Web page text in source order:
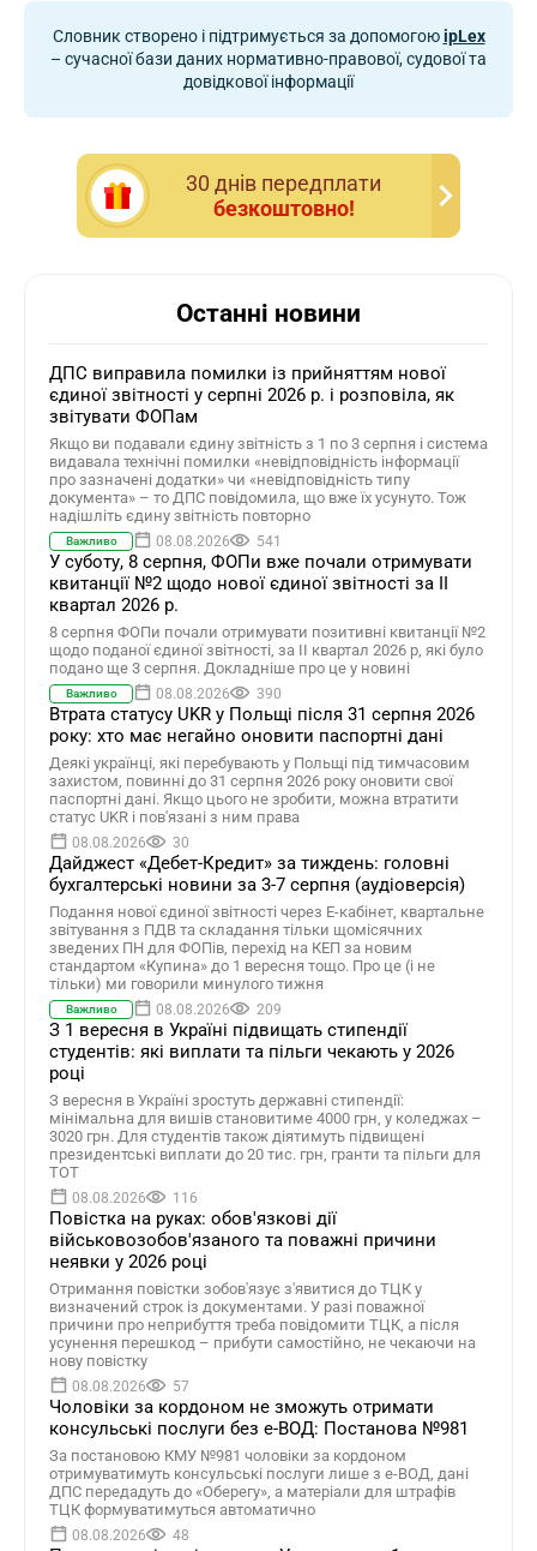
Словник створено і підтримується за допомогоюipLex
– сучасної бази даних нормативно-правової, судової та
довідкової інформації
30 днiв передплати
безкоштовно!
Останні новини
ДПС виправила помилки із прийняттям нової
єдиної звітності у серпні 2026 р. і розповіла, як
звітувати ФОПам
Якщо ви подавали єдину звітність з 1 по 3 серпня і система
видавала технічні помилки «невідповідність інформації
про зазначені додатки» чи «невідповідність типу
документа» – то ДПС повідомила, що вже їх усунуто. Тож
надішліть єдину звітність повторно
Важливо 08.08.2026 541
У суботу, 8 серпня, ФОПи вже почали отримувати
квитанції №2 щодо нової єдиної звітності за ІІ
квартал 2026 р.
8 серпня ФОПи почали отримувати позитивні квитанції №2
щодо поданої єдиної звітності, за ІІ квартал 2026 р, які було
подано ще 3 серпня. Докладніше про це у новині
Важливо 08.08.2026 390
Втрата статусу UKR у Польщі після 31 серпня 2026
року: хто має негайно оновити паспортні дані
Деякі українці, які перебувають у Польщі під тимчасовим
захистом, повинні до 31 серпня 2026 року оновити свої
паспортні дані. Якщо цього не зробити, можна втратити
статус UKR і пов'язані з ним права
08.08.2026 30
Дайджест «Дебет-Кредит» за тиждень: головні
бухгалтерські новини за 3-7 серпня (аудіоверсія)
Подання нової єдиної звітності через Е-кабінет, квартальне
звітування з ПДВ та складання тільки щомісячних
зведених ПН для ФОПів, перехід на КЕП за новим
стандартом «Купина» до 1 вересня тощо. Про це (і не
тільки) ми говорили минулого тижня
Важливо 08.08.2026 209
З 1 вересня в Україні підвищать стипендії
студентів: які виплати та пільги чекають у 2026
році
З вересня в Україні зростуть державні стипендії:
мінімальна для вишів становитиме 4000 грн, у коледжах –
3020 грн. Для студентів також діятимуть підвищені
президентські виплати до 20 тис. грн, гранти та пільги для
ТОТ
08.08.2026 116
Повістка на руках: обов'язкові дії
військовозобов'язаного та поважні причини
неявки у 2026 році
Отримання повістки зобов'язує з'явитися до ТЦК у
визначений строк із документами. У разі поважної
причини про неприбуття треба повідомити ТЦК, а після
усунення перешкод – прибути самостійно, не чекаючи на
нову повістку
08.08.2026 57
Чоловіки за кордоном не зможуть отримати
консульські послуги без е-ВОД: Постанова №981
За постановою КМУ №981 чоловіки за кордоном
отримуватимуть консульські послуги лише з е-ВОД, дані
ДПС передадуть до «Оберегу», а матеріали для штрафів
ТЦК формуватимуться автоматично
08.08.2026 48